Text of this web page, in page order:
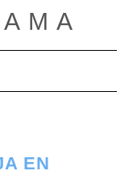
de navegación
EN